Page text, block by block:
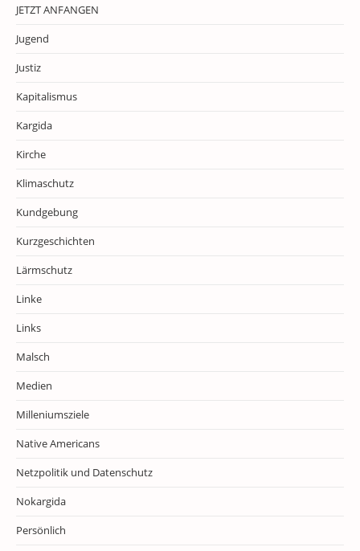
JETZT ANFANGEN
Jugend
Justiz
Kapitalismus
Kargida
Kirche
Klimaschutz
Kundgebung
Kurzgeschichten
Lärmschutz
Linke
Links
Malsch
Medien
Milleniumsziele
Native Americans
Netzpolitik und Datenschutz
Nokargida
Persönlich